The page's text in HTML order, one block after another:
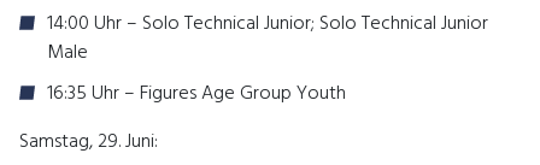
14:00 Uhr – Solo Technical Junior; Solo Technical Junior
Male
16:35 Uhr –Figures Age Group Youth
Samstag, 29. Juni: